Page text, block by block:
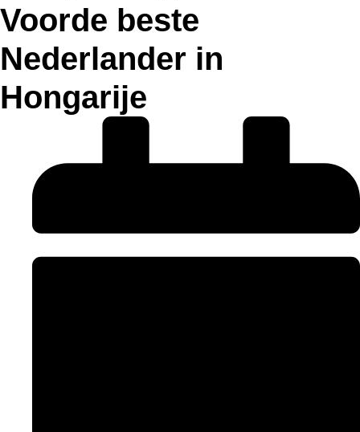
Voorde beste
Nederlander in
Hongarije